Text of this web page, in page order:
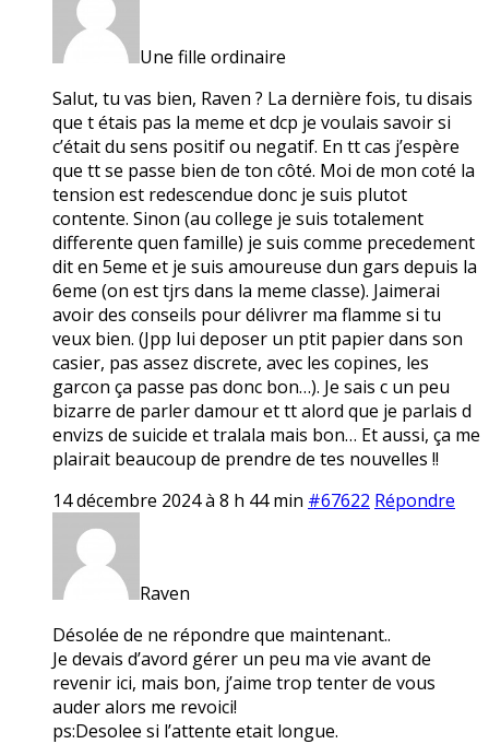
Une fille ordinaire
Salut, tu vas bien, Raven ? La dernière fois, tu disais
que t étais pas la meme et dcp je voulais savoir si
c’était du sens positif ou negatif. En tt cas j’espère
que tt se passe bien de ton côté. Moi de mon coté la
tension est redescendue donc je suis plutot
contente. Sinon (au college je suis totalement
differente quen famille) je suis comme precedement
dit en 5eme et je suis amoureuse dun gars depuis la
6eme (on est tjrs dans la meme classe). Jaimerai
avoir des conseils pour délivrer ma flamme si tu
veux bien. (Jpp lui deposer un ptit papier dans son
casier, pas assez discrete, avec les copines, les
garcon ça passe pas donc bon…). Je sais c un peu
bizarre de parler damour et tt alord que je parlais d
envizs de suicide et tralala mais bon… Et aussi, ça me
plairait beaucoup de prendre de tes nouvelles !!
14 décembre 2024 à 8 h 44 min #67622 Répondre
Raven
Désolée de ne répondre que maintenant..
Je devais d’avord gérer un peu ma vie avant de
revenir ici, mais bon, j’aime trop tenter de vous
auder alors me revoici!
ps:Desolee si l’attente etait longue.